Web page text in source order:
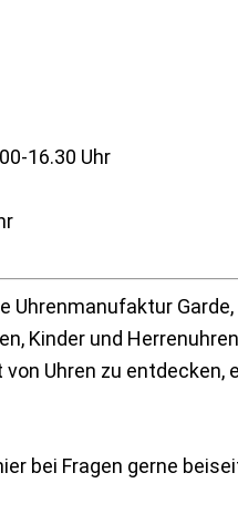
16.30 Uhr
Uhrenmanufaktur
Kinder und
Uhren zu entdecken,
bei Fragen gerne